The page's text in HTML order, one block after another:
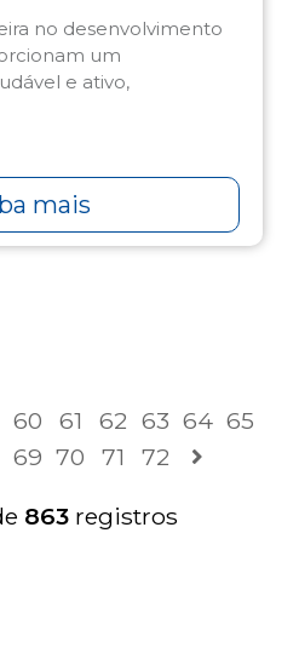
no desenvolvimento
um
e ativo,
mais
60 61 62 63 64 65
69 70 71 72
863 registros